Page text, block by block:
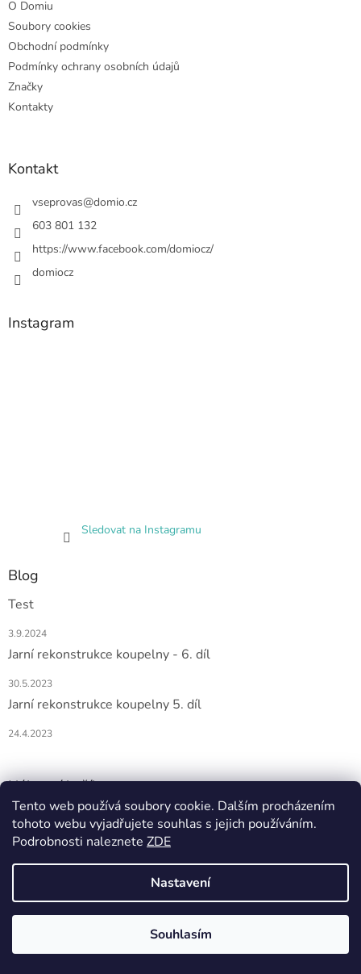
Tento web používá soubory cookie. Dalším procházením
tohoto webu vyjadřujete souhlas s jejich používáním.
Podrobnosti naleznete ZDE
Nastavení
Souhlasím
O Domiu
Soubory cookies
Obchodní podmínky
Podmínky ochrany osobních údajů
Značky
Kontakty
Kontakt
vseprovas@domio.cz
603 801 132
https://www.facebook.com/domiocz/
domiocz
Instagram
Sledovat na Instagramu
Blog
Test
3.9.2024
Jarní rekonstrukce koupelny - 6. díl
30.5.2023
Jarní rekonstrukce koupelny 5. díl
24.4.2023
Nákupní košík
0KS /0 KČ
Vytvořil Shoptet
DOMIO. Všechna práva vyhrazena.